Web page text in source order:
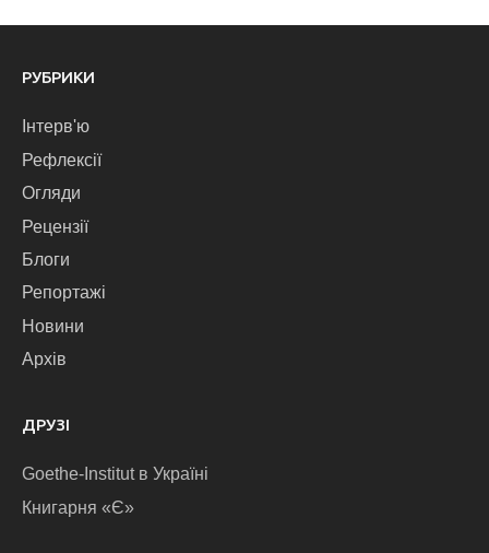
РУБРИКИ
Інтерв'ю
Рефлексії
Огляди
Рецензії
Блоги
Репортажі
Новини
Архів
ДРУЗІ
Goethe-Institut в Україні
Книгарня «Є»